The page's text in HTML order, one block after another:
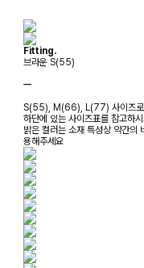
Fitting.
브라운 S(55)
ㅡ
S(55), M(66), L(77) 사이즈로
하단에 있는 사이즈표를 참고하
밝은 컬러는 소재 특성상 약간의
용해주세요